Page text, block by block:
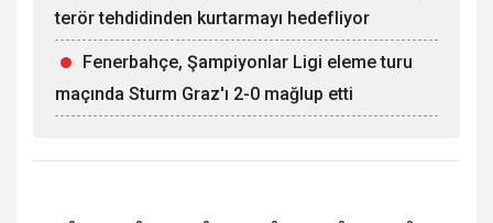
terör tehdidinden kurtarmayı hedefliyor
Fenerbahçe, Şampiyonlar Ligi eleme turu
maçında Sturm Graz'ı 2-0 mağlup etti